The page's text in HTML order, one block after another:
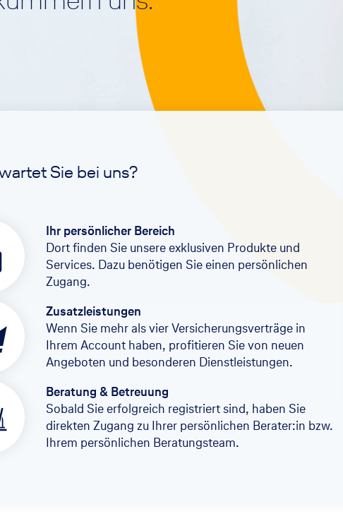
Girokonto
Unfall
Unfallversicherung
Rechtsschutzversicherung
Sie bei uns?
Ihr persönlicher Bereich
Dort finden Sie unsere exklusiven Produkte und
Services. Dazu benötigen Sie einen persönlichen
Zugang.
Zusatzleistungen
Wenn Sie mehr als vier Versicherungsverträge in
Ihrem Account haben, profitieren Sie von neuen
Angeboten und besonderen Dienstleistungen.
Beratung & Betreuung
Sobald Sie erfolgreich registriert sind, haben Sie
direkten Zugang zu Ihrer persönlichen Berater:in bzw.
Ihrem persönlichen Beratungsteam.